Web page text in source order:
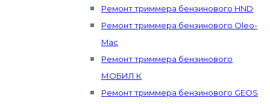
Ремонт триммера бензинового HND
Ремонт триммера бензинового Oleo-
Mac
Ремонт триммера бензинового
МОБИЛ К
Ремонт триммера бензинового GEOS